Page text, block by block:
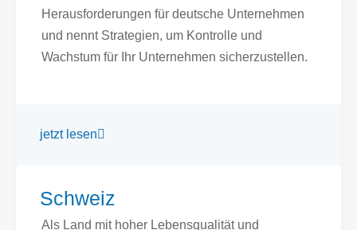
Herausforderungen für deutsche Unternehmen
und nennt Strategien, um Kontrolle und
Wachstum für Ihr Unternehmen sicherzustellen.
jetzt lesen
Schweiz
Als Land mit hoher Lebensqualität und